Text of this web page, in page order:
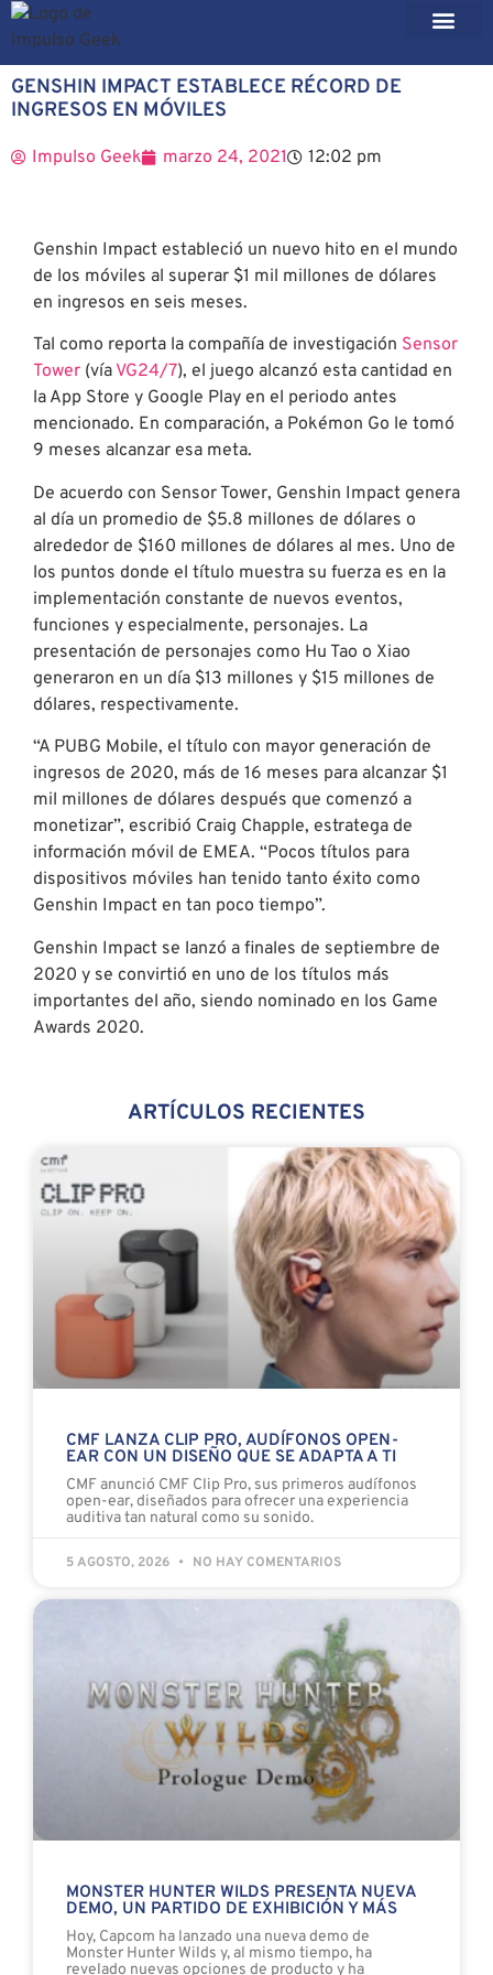
GENSHIN IMPACT ESTABLECE RÉCORD DE
INGRESOS EN MÓVILES
Impulso Geek marzo 24, 2021 12:02 pm
Genshin Impact estableció un nuevo hito en el mundo
de los móviles al superar $1 mil millones de dólares
en ingresos en seis meses.
Tal como reporta la compañía de investigación Sensor
Tower (vía VG24/7), el juego alcanzó esta cantidad en
la App Store y Google Play en el periodo antes
mencionado. En comparación, a Pokémon Go le tomó
9 meses alcanzar esa meta.
De acuerdo con Sensor Tower, Genshin Impact genera
al día un promedio de $5.8 millones de dólares o
alrededor de $160 millones de dólares al mes. Uno de
los puntos donde el título muestra su fuerza es en la
implementación constante de nuevos eventos,
funciones y especialmente, personajes. La
presentación de personajes como Hu Tao o Xiao
generaron en un día $13 millones y $15 millones de
dólares, respectivamente.
“A PUBG Mobile, el título con mayor generación de
ingresos de 2020, más de 16 meses para alcanzar $1
mil millones de dólares después que comenzó a
monetizar”, escribió Craig Chapple, estratega de
información móvil de EMEA. “Pocos títulos para
dispositivos móviles han tenido tanto éxito como
Genshin Impact en tan poco tiempo”.
Genshin Impact se lanzó a finales de septiembre de
2020 y se convirtió en uno de los títulos más
importantes del año, siendo nominado en los Game
Awards 2020.
ARTÍCULOS RECIENTES
CMF LANZA CLIP PRO, AUDÍFONOS OPEN-
EAR CON UN DISEÑO QUE SE ADAPTA A TI
CMF anunció CMF Clip Pro, sus primeros audífonos
open-ear, diseñados para ofrecer una experiencia
auditiva tan natural como su sonido.
5 AGOSTO, 2026 NO HAY COMENTARIOS
MONSTER HUNTER WILDS PRESENTA NUEVA
DEMO, UN PARTIDO DE EXHIBICIÓN Y MÁS
Hoy, Capcom ha lanzado una nueva demo de
Monster Hunter Wilds y, al mismo tiempo, ha
revelado nuevas opciones de producto y ha